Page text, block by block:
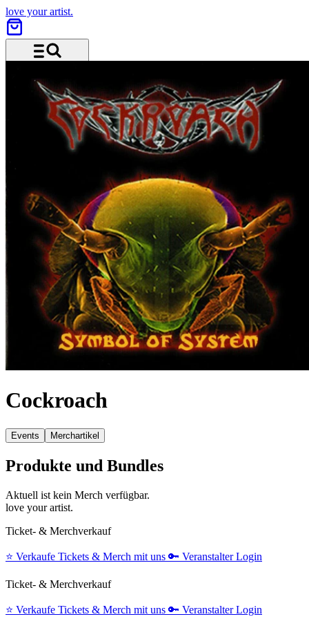
love your artist.
Cockroach
Events Merchartikel
Produkte und Bundles
Aktuell ist kein Merch verfügbar.
love your artist.
Ticket- & Merchverkauf
⭐️ Verkaufe Tickets & Merch mit uns 🔑 Veranstalter Login
Ticket- & Merchverkauf
⭐️ Verkaufe Tickets & Merch mit uns 🔑 Veranstalter Login